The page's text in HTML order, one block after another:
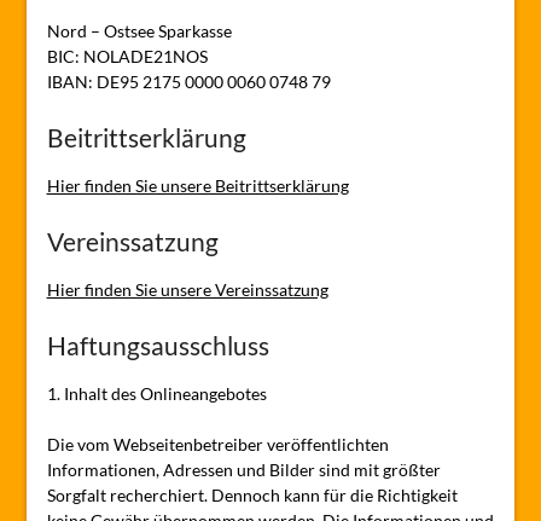
Nord – Ostsee Sparkasse
BIC: NOLADE21NOS
IBAN: DE95 2175 0000 0060 0748 79
Beitrittserklärung
Hier finden Sie unsere Beitrittserklärung
Vereinssatzung
Hier finden Sie unsere Vereinssatzung
Haftungsausschluss
1. Inhalt des Onlineangebotes
Die vom Webseitenbetreiber veröffentlichten
Informationen, Adressen und Bilder sind mit größter
Sorgfalt recherchiert. Dennoch kann für die Richtigkeit